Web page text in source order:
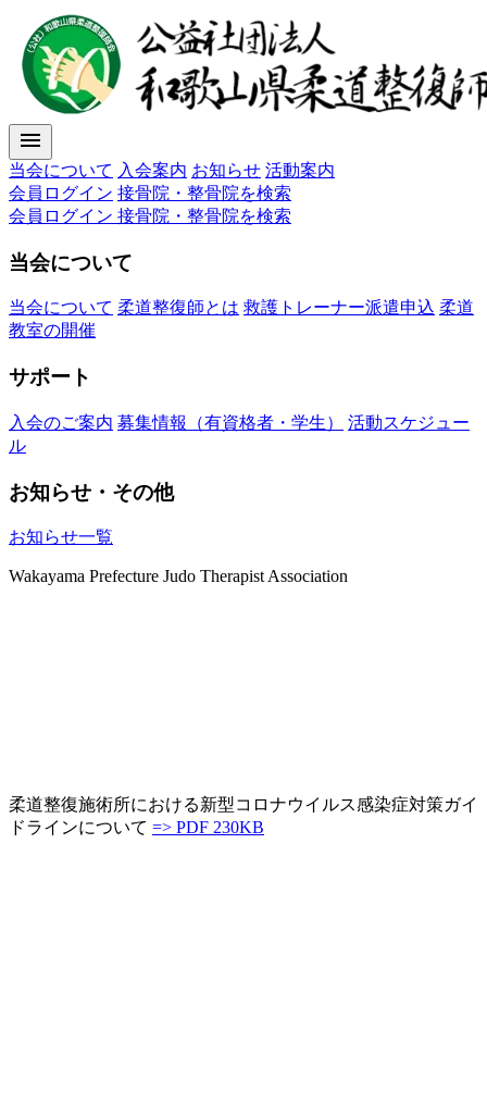
menu
当会について 入会案内 お知らせ 活動案内
会員ログイン 接骨院・整骨院を検索
会員ログイン 接骨院・整骨院を検索
当会について
当会について 柔道整復師とは 救護トレーナー派遣申込 柔道
教室の開催
サポート
入会のご案内 募集情報（有資格者・学生）
活動スケジュー
ル
お知らせ・その他
お知らせ一覧
Wakayama Prefecture Judo Therapist Association
柔道整復施術所における新型コロナウイルス感染症対策ガイ
ドラインについて => PDF 230KB